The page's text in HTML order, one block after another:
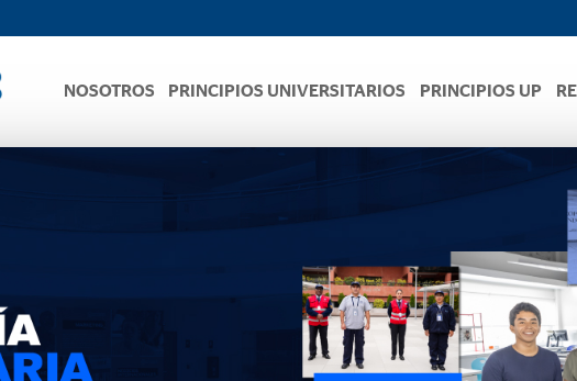
NOSOTROS PRINCIPIOS UNIVERSITARIOS PRINCIPIOS UP